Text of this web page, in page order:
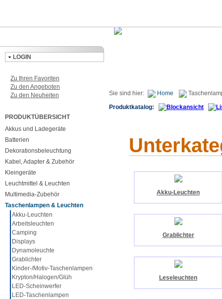
LOGIN
Zu Ihren Favoriten
Zu den Angeboten
Zu den Neuheiten
PRODUKTÜBERSICHT
Akkus und Ladegeräte
Batterien
Dekorationsbeleuchtung
Kabel, Adapter & Zubehör
Kleingeräte
Leuchtmittel & Leuchten
Multimedia-Zubehör
Taschenlampen & Leuchten
Akku-Leuchten
Arbeitsleuchten
Camping
Displays
Dynamoleuchte
Grablichter
Kinder-/Motiv-Taschenlampen
Krypton/Halogen/Glüh
LED-Scheinwerfer
LED-Taschenlampen
Sie sind hier: Home
Produktkatalog:
Akku-Leuchten
Grablichter
Leseleuchten